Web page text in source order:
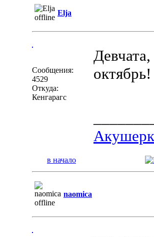
Elja
Сообщения:
4529
Откуда:
Кенгарагс
октябрь!
в начало
naomica